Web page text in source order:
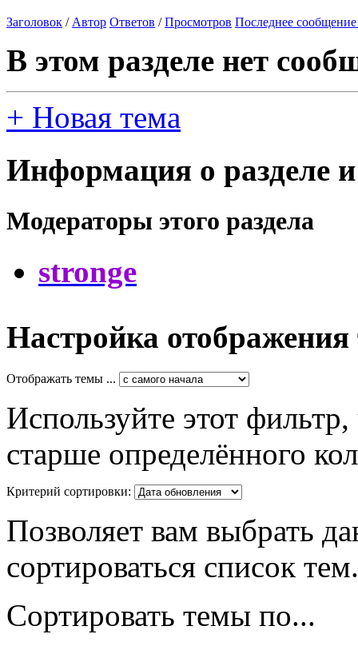
Заголовок / Автор Ответов /Просмотров Последнее сообщение
В этом разделе нет
+ Новая тема
Информация о разделе
Модераторы этого раздела
stronge
Настройка отображения
Отображать темы ...
Используйте этот
старше определённого
Критерий сортировки:
Позволяет вам выбрать
сортироваться список тем.
Сортировать темы по...